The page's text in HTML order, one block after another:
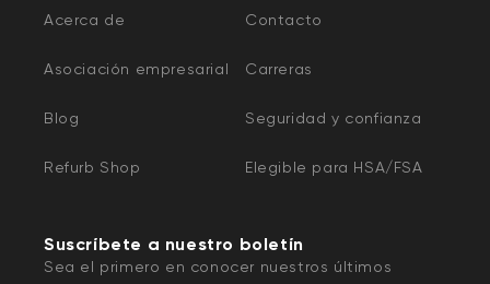
Acerca de Contacto
Asociación empresarial Carreras
Blog Seguridad y confianza
Refurb Shop Elegible para HSA/FSA
Suscríbete a nuestro boletín
Sea el primero en conocer nuestros últimos